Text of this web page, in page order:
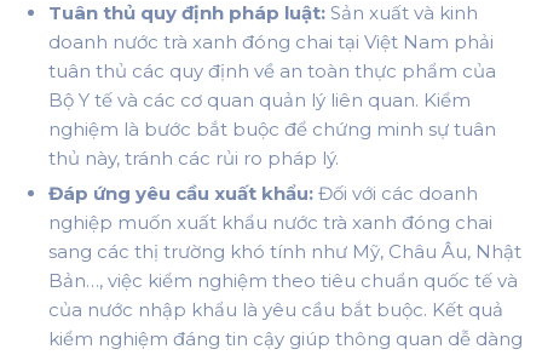
Tuân thủ quy định pháp luật: Sản xuất và kinh
doanh nước trà xanh đóng chai tại Việt Nam phải
tuân thủ các quy định về an toàn thực phẩm của
Bộ Y tế và các cơ quan quản lý liên quan. Kiểm
nghiệm là bước bắt buộc để chứng minh sự tuân
thủ này, tránh các rủi ro pháp lý.
Đáp ứng yêu cầu xuất khẩu: Đối với các doanh
nghiệp muốn xuất khẩu nước trà xanh đóng chai
sang các thị trường khó tính như Mỹ, Châu Âu, Nhật
Bản…, việc kiểm nghiệm theo tiêu chuẩn quốc tế và
của nước nhập khẩu là yêu cầu bắt buộc. Kết quả
kiểm nghiệm đáng tin cậy giúp thông quan dễ dàng